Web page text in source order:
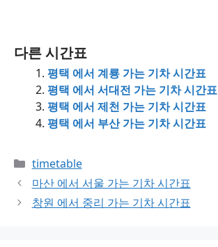
다른 시간표
평택 에서 계룡 가는 기차 시간표
평택 에서 서대전 가는 기차 시간표
평택 에서 제천 가는 기차 시간표
평택 에서 부산 가는 기차 시간표
Categories
timetable
마산 에서 서울 가는 기차 시간표
창원 에서 중리 가는 기차 시간표